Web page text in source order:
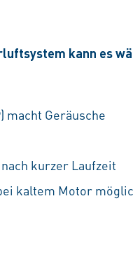
kann es
macht Geräusche
kurzer Laufzeit
kaltem Motor